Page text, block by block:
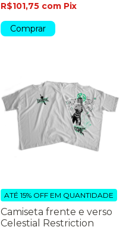
R$101,75 com Pix
Comprar
Camiseta frente e verso
Celestial Restriction
ATÉ 15% OFF EM QUANTIDADE